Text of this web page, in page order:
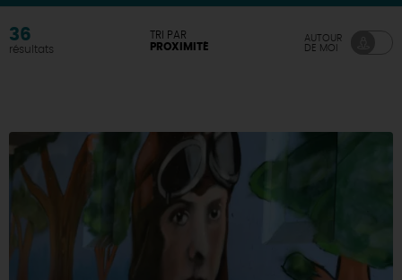
36
résultats
TRI PAR
PROXIMITÉ
AUTOUR
DE MOI